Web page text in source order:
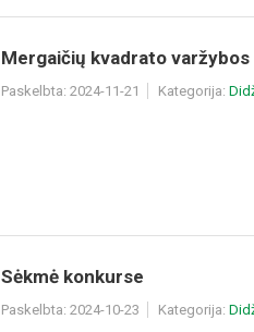
Mergaičių kvadrato varžybos
Paskelbta: 2024-11-21 Kategorija:
Sėkmė konkurse
Paskelbta: 2024-10-23 Kategorija: